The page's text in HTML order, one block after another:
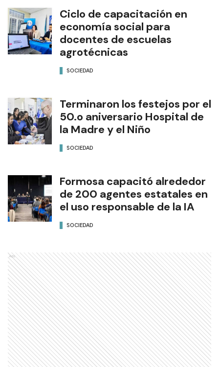
Ciclo de capacitación en
economía social para
docentes de escuelas
agrotécnicas
SOCIEDAD
Terminaron los festejos por el
50.o aniversario Hospital de
la Madre y el Niño
SOCIEDAD
Formosa capacitó alrededor
de 200 agentes estatales en
el uso responsable de la IA
SOCIEDAD
Ads